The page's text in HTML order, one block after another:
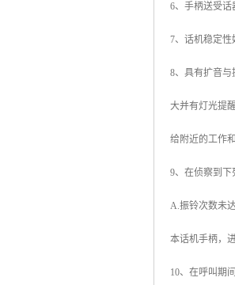
6、手柄送受话
7、话机稳定性
8、具有扩音
大并有灯光提
给附近的工作
9、在侦察到下
A.振铃次数未
本话机手柄，
10、在呼叫期